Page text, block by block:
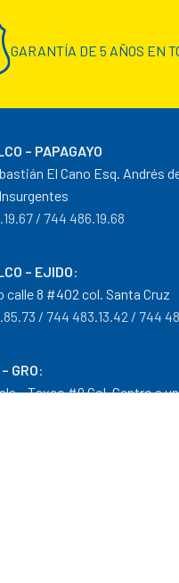
GARANTÍA DE 5 AÑOS EN
– PAPAGAYO
El Cano Esq. Andrés
/ 744 486.19.68
– EJIDO:
calle 8 #402 col. Santa Cruz
/ 744 483.13.42 / 744
GRO:
– Taxco #9 Col. Centro a